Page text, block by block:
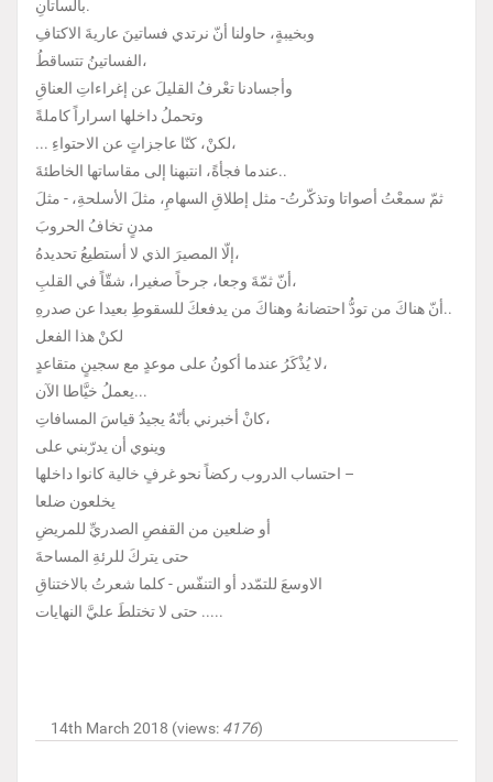
بالساتانِ.
وبخيبةٍ، حاولنا أنّ نرتدي فساتينَ عاريةَ الاكتافِ
الفساتينُ تتساقطُ،
وأجسادنا تعْرفُ القليلَ عن إغراءاتِ العناقِ
وتحملُ داخلها اسراراً كاملةً
... لكنْ، كنّا عاجزاتٍ عن الاحتواءِ،
عندما فجأةً، انتبهنا إلى مقاساتها الخاطئةَ..
ثمّ سمعْتُ أصواتا وتذكّرتُ- مثل إطلاقِ السهامِ، مثلَ الأسلحةِ، - مثلَ
مدنٍ تخافُ الحروبَ
إلّا المصيرَ الذي لا أستطيعُ تحديدهُ،
أنّ ثمّةَ وجعا، جرحاً صغيرا، شقّاً في القلبِ،
أنّ هناكَ من تودُّ احتضانهُ وهناكَ من يدفعكَ للسقوطِ بعيدا عن صدرهِ..
لكنْ هذا الفعل
لا يُذْكَرُ عندما أكونُ على موعدٍ مع سجينٍ متقاعدٍ،
يعملُ خيَّاطا الآن...
كانْ أخبرني بأنّهُ يجيدُ قياسَ المسافاتِ،
وينوي أن يدرّبني على
احتساب الدروب ركضاً نحو غرفٍ خالية كانوا داخلها –
يخلعون ضلعا
أو ضلعين من القفصِ الصدريِّ للمريضِ
حتى يتركَ للرئةِ المساحةَ
الاوسعَ للتمّدد أو التنفّس - كلما شعرتُ بالاختناقِ
حتى لا تختلطَ عليَّ النهايات .....
14th March 2018 (views: 4176)